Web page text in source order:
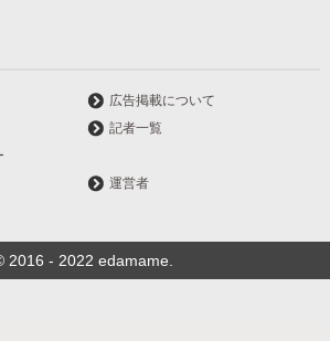
広告掲載について
記者一覧
運営者
2016 - 2022 edamame.